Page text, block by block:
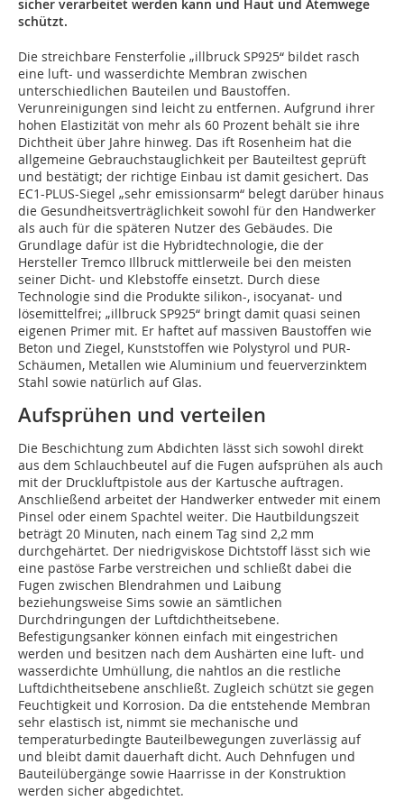
sicher verarbeitet werden kann und Haut und Atemwege
schützt.
Die streichbare Fensterfolie „illbruck SP925“ bildet rasch
eine luft- und wasserdichte Membran zwischen
unterschiedlichen Bauteilen und Baustoffen.
Verunreinigungen sind leicht zu entfernen. Aufgrund ihrer
hohen Elastizität von mehr als 60 Prozent behält sie ihre
Dichtheit über Jahre hinweg. Das ift Rosenheim hat die
allgemeine Gebrauchstauglichkeit per Bauteiltest geprüft
und bestätigt; der richtige Einbau ist damit gesichert. Das
EC1-PLUS-Siegel „sehr emissionsarm“ belegt darüber hinaus
die Gesundheitsverträglichkeit sowohl für den Handwerker
als auch für die späteren Nutzer des Gebäudes. Die
Grundlage dafür ist die Hybridtechnologie, die der
Hersteller Tremco Illbruck mittlerweile bei den meisten
seiner Dicht- und Klebstoffe einsetzt. Durch diese
Technologie sind die Produkte silikon-, isocyanat- und
lösemittelfrei; „illbruck SP925“ bringt damit quasi seinen
eigenen Primer mit. Er haftet auf massiven Baustoffen wie
Beton und Ziegel, Kunststoffen wie Polystyrol und PUR-
Schäumen, Metallen wie Aluminium und feuerverzinktem
Stahl sowie natürlich auf Glas.
Aufsprühen und verteilen
Die Beschichtung zum Abdichten lässt sich sowohl direkt
aus dem Schlauchbeutel auf die Fugen aufsprühen als auch
mit der Druckluftpistole aus der Kartusche auftragen.
Anschließend arbeitet der Handwerker entweder mit einem
Pinsel oder einem Spachtel weiter. Die Hautbildungszeit
beträgt 20 Minuten, nach einem Tag sind 2,2 mm
durchgehärtet. Der niedrigviskose Dichtstoff lässt sich wie
eine pastöse Farbe verstreichen und schließt dabei die
Fugen zwischen Blendrahmen und Laibung
beziehungsweise Sims sowie an sämtlichen
Durchdringungen der Luftdichtheitsebene.
Befestigungsanker können einfach mit eingestrichen
werden und besitzen nach dem Aushärten eine luft- und
wasserdichte Umhüllung, die nahtlos an die restliche
Luftdichtheitsebene anschließt. Zugleich schützt sie gegen
Feuchtigkeit und Korrosion. Da die entstehende Membran
sehr elastisch ist, nimmt sie mechanische und
temperaturbedingte Bauteilbewegungen zuverlässig auf
und bleibt damit dauerhaft dicht. Auch Dehnfugen und
Bauteilübergänge sowie Haarrisse in der Konstruktion
werden sicher abgedichtet.